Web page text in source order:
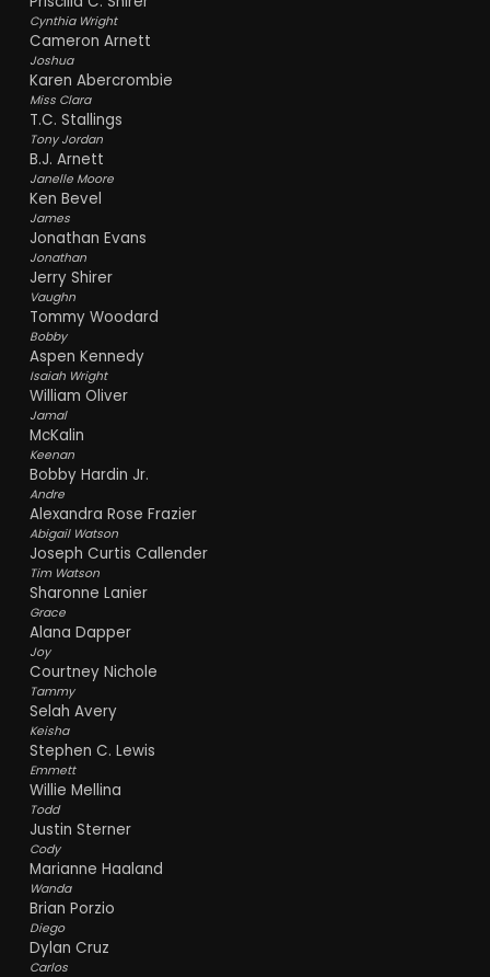
Cynthia Wright
Cameron Arnett
Joshua
Karen Abercrombie
Miss Clara
T.C. Stallings
Tony Jordan
B.J. Arnett
Janelle Moore
Ken Bevel
James
Jonathan Evans
Jonathan
Jerry Shirer
Vaughn
Tommy Woodard
Bobby
Aspen Kennedy
Isaiah Wright
William Oliver
Jamal
McKalin
Keenan
Bobby Hardin Jr.
Andre
Alexandra Rose Frazier
Abigail Watson
Joseph Curtis Callender
Tim Watson
Sharonne Lanier
Grace
Alana Dapper
Joy
Courtney Nichole
Tammy
Selah Avery
Keisha
Stephen C. Lewis
Emmett
Willie Mellina
Todd
Justin Sterner
Cody
Marianne Haaland
Wanda
Brian Porzio
Diego
Dylan Cruz
Carlos